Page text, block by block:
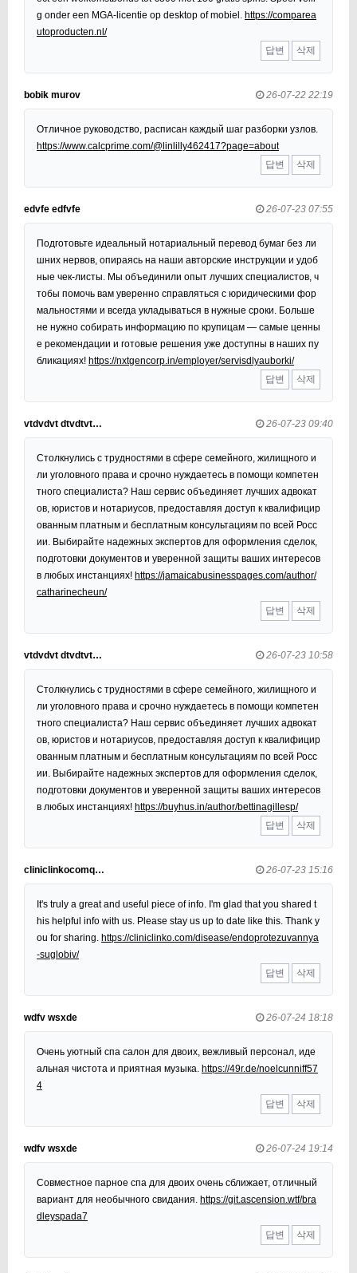
g onder een MGA-licentie op desktop of mobiel. https://comparea
utoproducten.nl/
답변
삭제
bobik murov 26-07-22 22:19
Отличное руководство, расписан каждый шаг разборки узлов.
https://www.calcprime.com/@linlilly462417?page=about
답변
삭제
edvfe edfvfe 26-07-23 07:55
Подготовьте идеальный нотариальный перевод бумаг без ли
шних нервов, опираясь на наши авторские инструкции и удоб
ные чек-листы. Мы объединили опыт лучших специалистов, ч
тобы помочь вам уверенно справляться с юридическими фор
мальностями и всегда укладываться в нужные сроки. Больше
не нужно собирать информацию по крупицам — самые ценны
е рекомендации и готовые решения уже доступны в наших пу
бликациях! https://nxtgencorp.in/employer/servisdlyauborki/
답변
삭제
vtdvdvt dtvdtvt… 26-07-23 09:40
Столкнулись с трудностями в сфере семейного, жилищного и
ли уголовного права и срочно нуждаетесь в помощи компетен
тного специалиста? Наш сервис объединяет лучших адвокат
ов, юристов и нотариусов, предоставляя доступ к квалифицир
ованным платным и бесплатным консультациям по всей Росс
ии. Выбирайте надежных экспертов для оформления сделок,
подготовки документов и уверенной защиты ваших интересов
в любых инстанциях! https://jamaicabusinesspages.com/author/
catharinecheun/
답변
삭제
vtdvdvt dtvdtvt… 26-07-23 10:58
Столкнулись с трудностями в сфере семейного, жилищного и
ли уголовного права и срочно нуждаетесь в помощи компетен
тного специалиста? Наш сервис объединяет лучших адвокат
ов, юристов и нотариусов, предоставляя доступ к квалифицир
ованным платным и бесплатным консультациям по всей Росс
ии. Выбирайте надежных экспертов для оформления сделок,
подготовки документов и уверенной защиты ваших интересов
в любых инстанциях! https://buyhus.in/author/bettinagillesp/
답변
삭제
cliniclinkocomq… 26-07-23 15:16
It's truly a great and useful piece of info. I'm glad that you shared t
his helpful info with us. Please stay us up to date like this. Thank y
ou for sharing. https://cliniclinko.com/disease/endoprotezuvannya
-suglobiv/
답변
삭제
wdfv wsxde 26-07-24 18:18
Очень уютный спа салон для двоих, вежливый персонал, иде
альная чистота и приятная музыка. https://49r.de/noelcunniff57
4
답변
삭제
wdfv wsxde 26-07-24 19:14
Совместное парное спа для двоих очень сближает, отличный
вариант для необычного свидания. https://git.ascension.wtf/bra
dleyspada7
답변
삭제